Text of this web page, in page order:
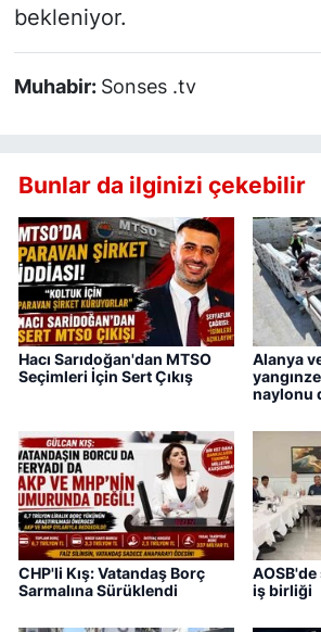
bekleniyor.
Muhabir: Sonses .tv
Bunlar da ilginizi çekebilir
Hacı Sarıdoğan'dan MTSO
Seçimleri İçin Sert Çıkış
Alanya
naylonu
CHP'li Kış: Vatandaş Borç
Sarmalına Sürüklendi
iş birliği